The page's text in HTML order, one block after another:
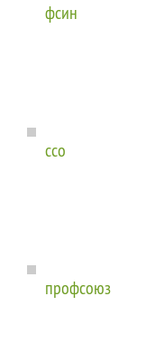
фсин
ссо
профсоюз